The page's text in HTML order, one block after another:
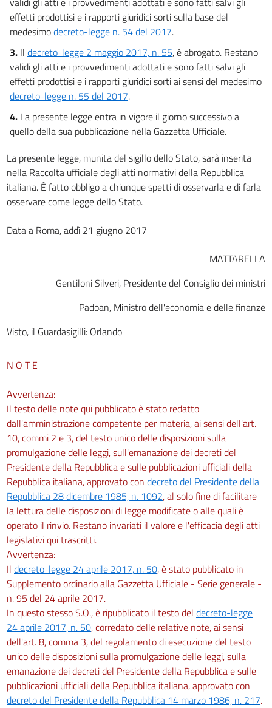
effetti prodottisi e i rapporti giuridici sorti sulla base del
medesimodecreto-legge n. 54 del 2017.
3. Il decreto-legge 2 maggio 2017, n. 55, è abrogato. Restano
validi gli atti e i provvedimenti adottati e sono fatti salvi gli
effetti prodottisi e i rapporti giuridici sorti ai sensi del medesimo
decreto-legge n. 55 del 2017.
4. La presente legge entra in vigore il giorno successivo a
quello della sua pubblicazione nella Gazzetta Ufficiale.
La presente legge, munita del sigillo dello Stato, sarà inserita
nella Raccolta ufficiale degli atti normativi della Repubblica
italiana. È fatto obbligo a chiunque spetti di osservarla e di farla
osservare come legge dello Stato.
Data a Roma, addì 21 giugno 2017
MATTARELLA
Gentiloni Silveri, Presidente del Consiglio dei ministri
Padoan, Ministro dell'economia e delle finanze
Visto, il Guardasigilli: Orlando
N O T E
Avvertenza:
Il testo delle note qui pubblicato è stato redatto
dall'amministrazione competente per materia, ai sensi dell'art.
10, commi 2 e 3, del testo unico delle disposizioni sulla
promulgazione delle leggi, sull'emanazione dei decreti del
Presidente della Repubblica e sulle pubblicazioni ufficiali della
Repubblica italiana, approvato con decreto del Presidente della
Repubblica 28 dicembre 1985, n. 1092, al solo fine di facilitare
la lettura delle disposizioni di legge modificate o alle quali è
operato il rinvio. Restano invariati il valore e l'efficacia degli atti
legislativi qui trascritti.
Avvertenza:
Il decreto-legge 24 aprile 2017, n. 50, è stato pubblicato in
Supplemento ordinario alla Gazzetta Ufficiale - Serie generale -
n. 95 del 24 aprile 2017.
In questo stesso S.O., è ripubblicato il testo del decreto-legge
24 aprile 2017, n. 50, corredato delle relative note, ai sensi
dell'art. 8, comma 3, del regolamento di esecuzione del testo
unico delle disposizioni sulla promulgazione delle leggi, sulla
emanazione dei decreti del Presidente della Repubblica e sulle
pubblicazioni ufficiali della Repubblica italiana, approvato con
decreto del Presidente della Repubblica 14 marzo 1986, n. 217.